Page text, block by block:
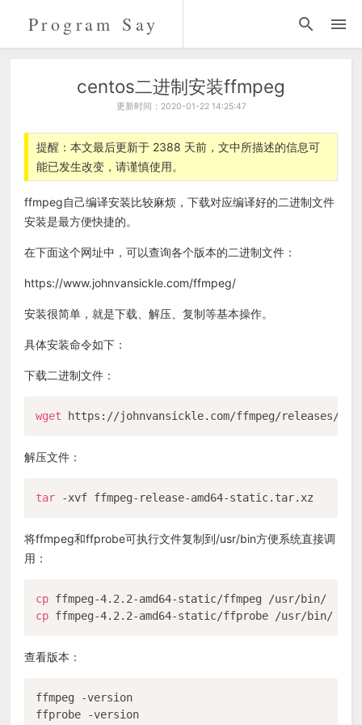
Program Say 代码
centos二进制安装ffmpeg
更新时间：2020-01-22 14:25:47
提醒：本文最后更新于 2388 天前，文中所描述的信息可
能已发生改变，请谨慎使用。
ffmpeg自己编译安装比较麻烦，下载对应编译好的二进制文件
安装是最方便快捷的。
在下面这个网址中，可以查询各个版本的二进制文件：
https://www.johnvansickle.com/ffmpeg/
安装很简单，就是下载、解压、复制等基本操作。
具体安装命令如下：
下载二进制文件：
wget
解压文件：
tar
将ffmpeg和ffprobe可执行文件复制到/usr/bin方便系统直接调
用：
cp
cp
查看版本：
ffmpeg -version